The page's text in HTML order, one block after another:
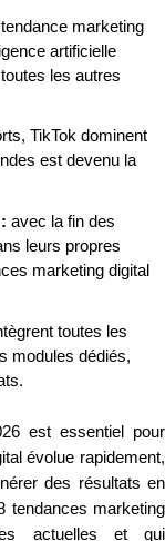
marketing
artificielle
les autres
TikTok dominent
est devenu la
avec la fin des
leurs propres
marketing digital
toutes les
modules dédiés,
est essentiel pour
évolue rapidement,
des résultats en
tendances marketing
actuelles et qui